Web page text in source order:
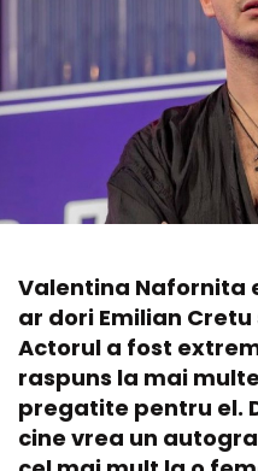
Valentina Nafornita
ar dori Emilian
Actorul a fost
raspuns la mai
pregatite pentru el.
cine vrea un